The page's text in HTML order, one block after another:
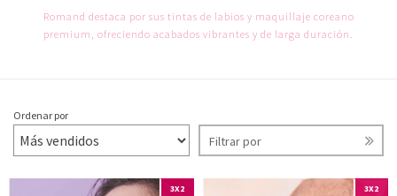
Romand destaca por sus tintas de labios y maquillaje coreano
premium, ofreciendo acabados vibrantes y de larga duración.
Ordenar por
Filtrar por
3X2 3X2